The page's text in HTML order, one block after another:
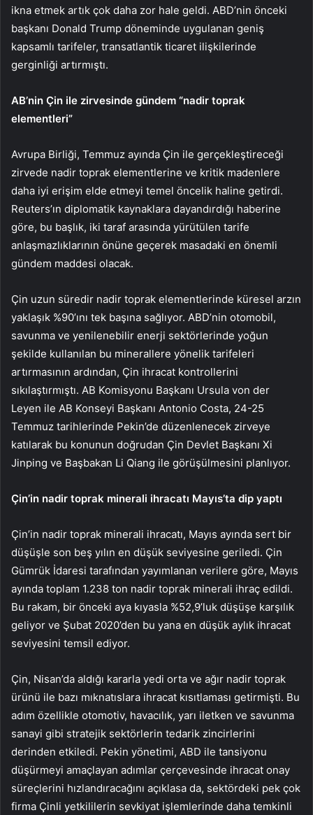
ikna etmek artık çok daha zor hale geldi. ABD’nin önceki
başkanı Donald Trump döneminde uygulanan geniş
kapsamlı tarifeler, transatlantik ticaret ilişkilerinde
gerginliği artırmıştı.
AB’nin Çin ile zirvesinde gündem “nadir toprak
elementleri”
Avrupa Birliği, Temmuz ayında Çin ile gerçekleştireceği
zirvede nadir toprak elementlerine ve kritik madenlere
daha iyi erişim elde etmeyi temel öncelik haline getirdi.
Reuters’ın diplomatik kaynaklara dayandırdığı haberine
göre, bu başlık, iki taraf arasında yürütülen tarife
anlaşmazlıklarının önüne geçerek masadaki en önemli
gündem maddesi olacak.
Çin uzun süredir nadir toprak elementlerinde küresel arzın
yaklaşık %90’ını tek başına sağlıyor. ABD’nin otomobil,
savunma ve yenilenebilir enerji sektörlerinde yoğun
şekilde kullanılan bu minerallere yönelik tarifeleri
artırmasının ardından, Çin ihracat kontrollerini
sıkılaştırmıştı. AB Komisyonu Başkanı Ursula von der
Leyen ile AB Konseyi Başkanı Antonio Costa, 24-25
Temmuz tarihlerinde Pekin’de düzenlenecek zirveye
katılarak bu konunun doğrudan Çin Devlet Başkanı Xi
Jinping ve Başbakan Li Qiang ile görüşülmesini planlıyor.
Çin’in nadir toprak minerali ihracatı Mayıs’ta dip yaptı
Çin’in nadir toprak minerali ihracatı, Mayıs ayında sert bir
düşüşle son beş yılın en düşük seviyesine geriledi. Çin
Gümrük İdaresi tarafından yayımlanan verilere göre, Mayıs
ayında toplam 1.238 ton nadir toprak minerali ihraç edildi.
Bu rakam, bir önceki aya kıyasla %52,9’luk düşüşe karşılık
geliyor ve Şubat 2020’den bu yana en düşük aylık ihracat
seviyesini temsil ediyor.
Çin, Nisan’da aldığı kararla yedi orta ve ağır nadir toprak
ürünü ile bazı mıknatıslara ihracat kısıtlaması getirmişti. Bu
adım özellikle otomotiv, havacılık, yarı iletken ve savunma
sanayi gibi stratejik sektörlerin tedarik zincirlerini
derinden etkiledi. Pekin yönetimi, ABD ile tansiyonu
düşürmeyi amaçlayan adımlar çerçevesinde ihracat onay
süreçlerini hızlandıracağını açıklasa da, sektördeki pek çok
firma Çinli yetkililerin sevkiyat işlemlerinde daha temkinli